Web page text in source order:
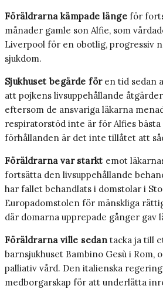
Föräldrarna kämpade länge för
månader gamle son Alfie, som
Liverpool för en obotlig, progressiv
sjukdom.
Sjukhuset begärde fören tid sedan
att pojkens livsuppehållande
eftersom de ansvariga läkarna
respiratorstöd inte är för Alfies bästa
förhållanden är det inte tillåtet att
Föräldrarna var starkt emot
fortsätta den livsuppehållande
har fallet behandlats i domstolar i
Europadomstolen för mänskliga
där domarna upprepade gånger gav
Föräldrarna ville sedan tacka ja till
barnsjukhuset Bambino Gesù i Rom,
palliativ vård. Den italienska
medborgarskap för att underlätta